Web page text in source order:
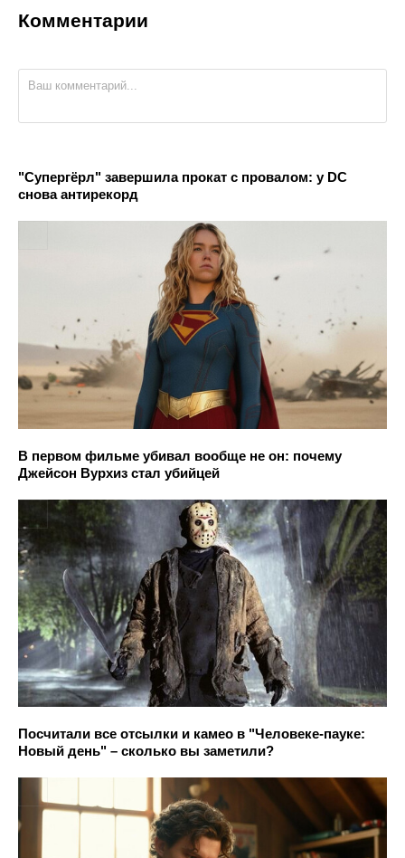
Комментарии
"Супергёрл" завершила прокат с провалом: у DC
снова антирекорд
В первом фильме убивал вообще не он: почему
Джейсон Вурхиз стал убийцей
Посчитали все отсылки и камео в "Человеке-пауке:
Новый день" – сколько вы заметили?